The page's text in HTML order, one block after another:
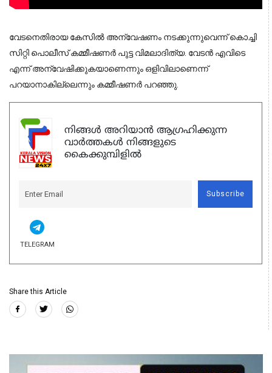
വേടനെതിരായ കേസിൽ അന്വേഷണം നടക്കുന്നുവെന്ന് കൊച്ചി
സിറ്റി പൊലീസ് കമ്മീഷണർ പുട്ട വിമലാദിത്യ. വേടൻ എവിടെ
എന്ന് അന്വേഷിക്കുകയാണെന്നും ഒളിവിലാണെന്ന്
പറയാനാകില്ലെന്നും കമ്മീഷണർ പറഞ്ഞു.
നിങ്ങൾ അറിയാൻ ആഗ്രഹിക്കുന്ന
വാർത്തകൾ നിങ്ങളുടെ
കൈക്കുമ്പിളിൽ
Subscribe
TELEGRAM
Share this Article